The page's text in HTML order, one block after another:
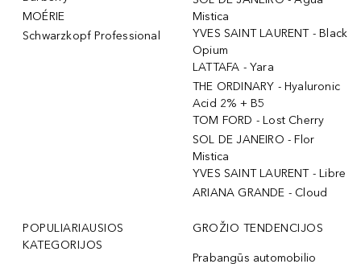
MOÉRIE
Schwarzkopf Professional
Mistica
YVES SAINT LAURENT - Black
Opium
LATTAFA - Yara
THE ORDINARY - Hyaluronic
Acid 2% + B5
TOM FORD - Lost Cherry
SOL DE JANEIRO - Flor
Mistica
YVES SAINT LAURENT - Libre
ARIANA GRANDE - Cloud
POPULIARIAUSIOS
KATEGORIJOS
GROŽIO TENDENCIJOS
Prabangūs automobilio